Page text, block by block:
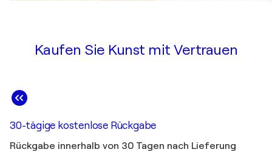
Kaufen Sie Kunst mit Vertrauen
30-tägige kostenlose Rückgabe
Rückgabe innerhalb von 30 Tagen nach Lieferung